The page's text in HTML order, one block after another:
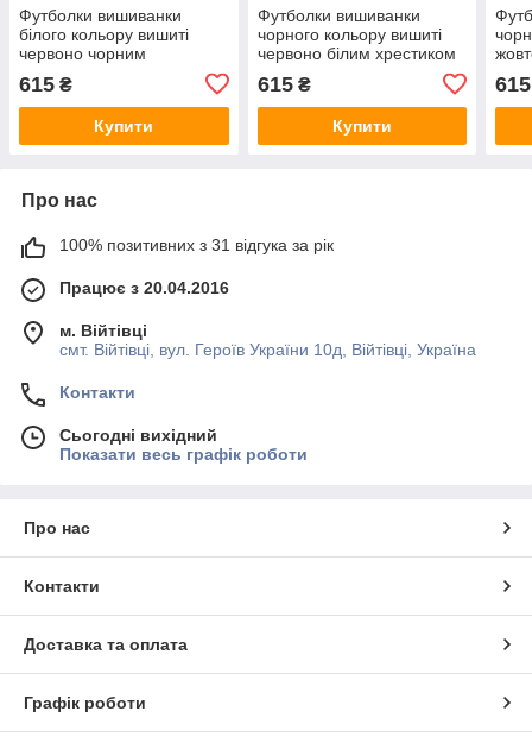
Футболки вишиванки
білого кольору вишиті
червоно чорним
615 ₴
Купити
Футболки вишиванки
чорного кольору вишиті
червоно білим хрестиком
615₴
Купити
615
Про нас
100% позитивних з 31 відгука за рік
Працює з 20.04.2016
м. Війтівці
смт. Війтівці, вул. Героїв України 10д, Війтівці, Україна
Контакти
Сьогодні вихідний
Показати весь графік роботи
Про нас
Контакти
Доставка та оплата
Графік роботи